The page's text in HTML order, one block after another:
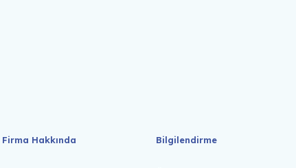
Firma Hakkında Bilgilendirme